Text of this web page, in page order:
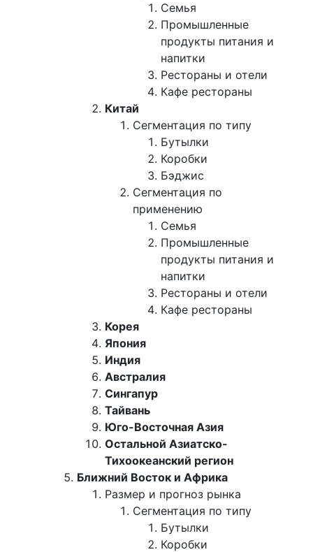
Семья
Промышленные
продукты питания и
напитки
Рестораны и отели
Кафе рестораны
Китай
Сегментация по типу
Бутылки
Коробки
Бэджис
Сегментация по
применению
Семья
Промышленные
продукты питания и
напитки
Рестораны и отели
Кафе рестораны
Корея
Япония
Индия
Австралия
Сингапур
Тайвань
Юго-Восточная Азия
Остальной Азиатско-
Тихоокеанский регион
Ближний Восток и Африка
Размер и прогноз рынка
Сегментация по типу
Бутылки
Коробки